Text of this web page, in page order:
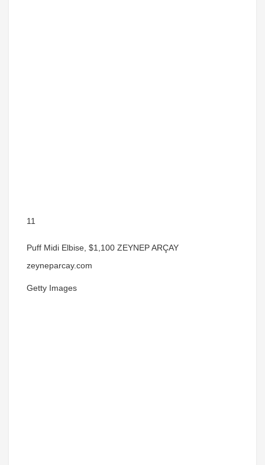
11
Puff Midi Elbise, $1,100 ZEYNEP ARÇAY
zeyneparcay.com
Getty Images